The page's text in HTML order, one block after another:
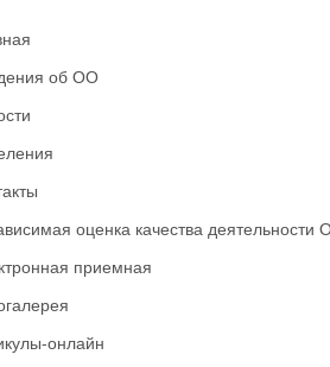
об ОО
оценка качества деятельности
приемная
онлайн